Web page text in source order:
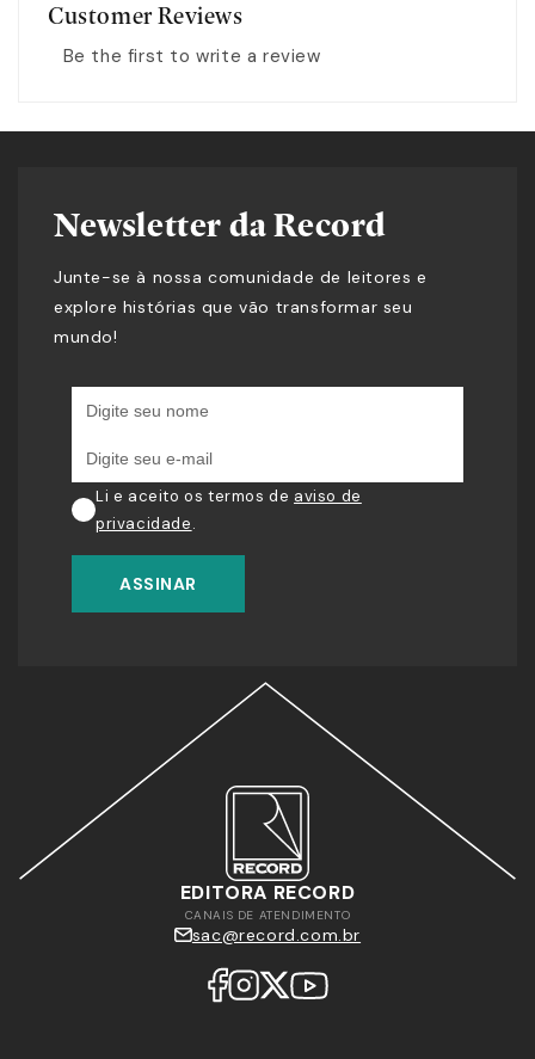
Customer Reviews
Be the first to write a review
Newsletter da Record
Junte-se à nossa comunidade de leitores e
explore histórias que vão transformar seu
mundo!
Li e aceito os termos de aviso de
privacidade.
ASSINAR
EDITORA RECORD
CANAIS DE ATENDIMENTO
sac@record.com.br